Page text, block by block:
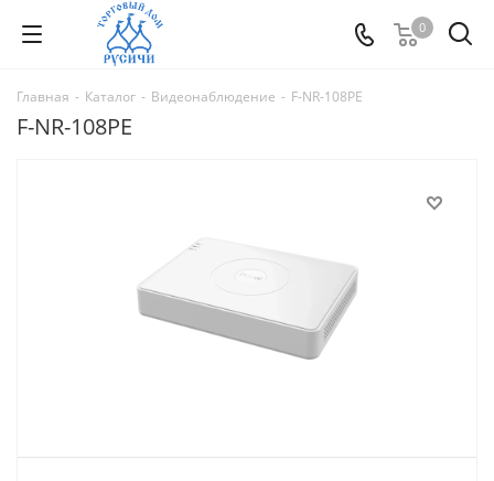
0
Главная - Каталог - Видеонаблюдение - F-NR-108PE
F-NR-108PE